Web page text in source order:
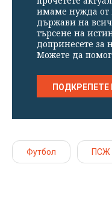
имаме нужда от
държави на
търсене на
допринесете за
Можете да
ПОДКРЕПЕТЕ
Футбол ПСЖ